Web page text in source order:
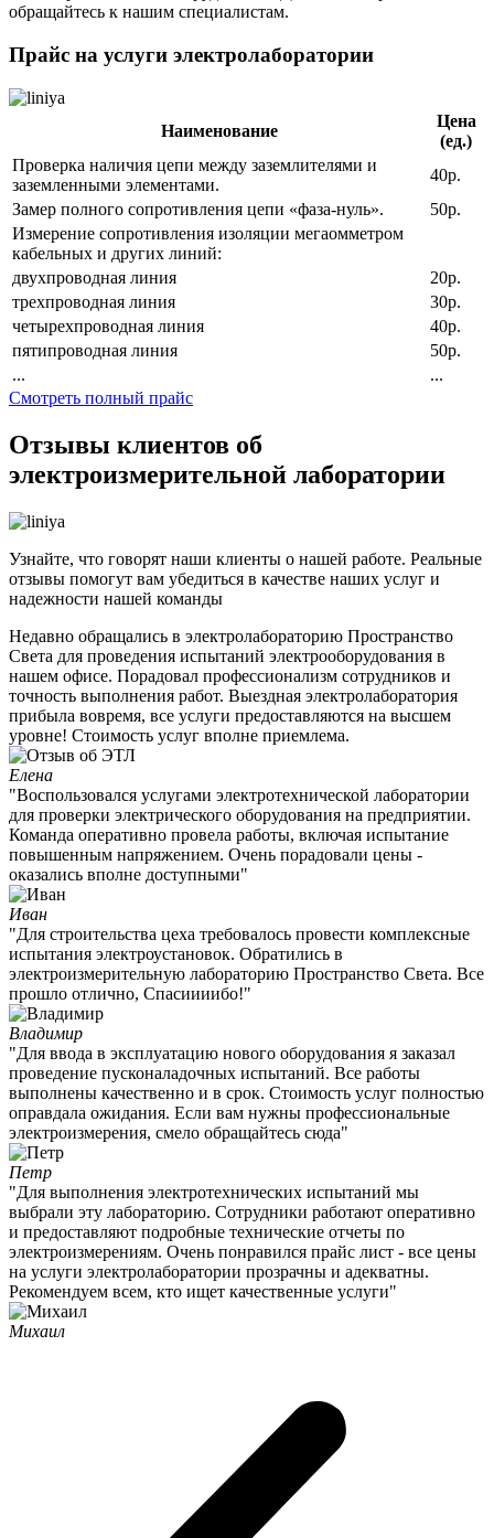
обращайтесь к нашим специалистам.
Прайс на услуги электролаборатории
Наименование
Цена
(ед.)
Проверка наличия цепи между заземлителями и
заземленными элементами.
40р.
Замер полного сопротивления цепи «фаза-нуль».
50р.
Измерение сопротивления изоляции мегаомметром
кабельных и других линий:
двухпроводная линия
20р.
трехпроводная линия
30р.
четырехпроводная линия
40р.
пятипроводная линия
50р.
...
...
Смотреть полный прайс
Отзывы клиентов об
электроизмерительной лаборатории
Узнайте, что говорят наши клиенты о нашей работе. Реальные
отзывы помогут вам убедиться в качестве наших услуг и
надежности нашей команды
Недавно обращались в электролабораторию Пространство
Света для проведения испытаний электрооборудования в
нашем офисе. Порадовал профессионализм сотрудников и
точность выполнения работ. Выездная электролаборатория
прибыла вовремя, все услуги предоставляются на высшем
уровне! Стоимость услуг вполне приемлема.
Елена
"Воспользовался услугами электротехнической лаборатории
для проверки электрического оборудования на предприятии.
Команда оперативно провела работы, включая испытание
повышенным напряжением. Очень порадовали цены -
оказались вполне доступными"
Иван
"Для строительства цеха требовалось провести комплексные
испытания электроустановок. Обратились в
электроизмерительную лабораторию Пространство Света. Все
прошло отлично, Спасиииибо!"
Владимир
"Для ввода в эксплуатацию нового оборудования я заказал
проведение пусконаладочных испытаний. Все работы
выполнены качественно и в срок. Стоимость услуг полностью
оправдала ожидания. Если вам нужны профессиональные
электроизмерения, смело обращайтесь сюда"
Петр
"Для выполнения электротехнических испытаний мы
выбрали эту лабораторию. Сотрудники работают оперативно
и предоставляют подробные технические отчеты по
электроизмерениям. Очень понравился прайс лист - все цены
на услуги электролаборатории прозрачны и адекватны.
Рекомендуем всем, кто ищет качественные услуги"
Михаил